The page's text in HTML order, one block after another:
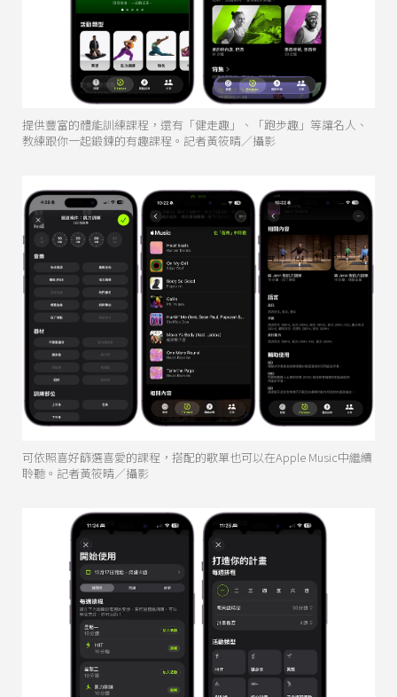
提供豐富的體能訓練課程，還有「健走趣」、「跑步趣」等讓名人、
教練跟你一起鍛鍊的有趣課程。記者黃筱晴／攝影
可依照喜好篩選喜愛的課程，搭配的歌單也可以在Apple Music中繼續
聆聽。記者黃筱晴／攝影